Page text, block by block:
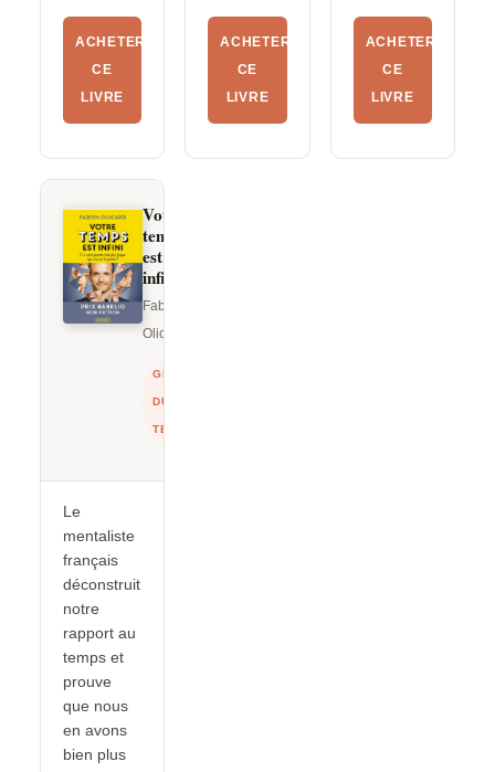
ACHETER
CE
LIVRE
ACHETER
CE
LIVRE
ACHETER
CE
LIVRE
Votre
temps
est
infini
Fabien
Olicard
GESTION
DU
TEMPS
Le
mentaliste
français
déconstruit
notre
rapport au
temps et
prouve
que nous
en avons
bien plus